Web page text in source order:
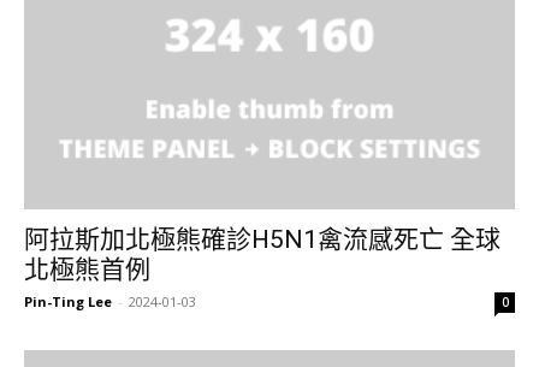
阿拉斯加北極熊確診H5N1禽流感死亡 全球
北極熊首例
Pin-Ting Lee - 2024-01-03 0